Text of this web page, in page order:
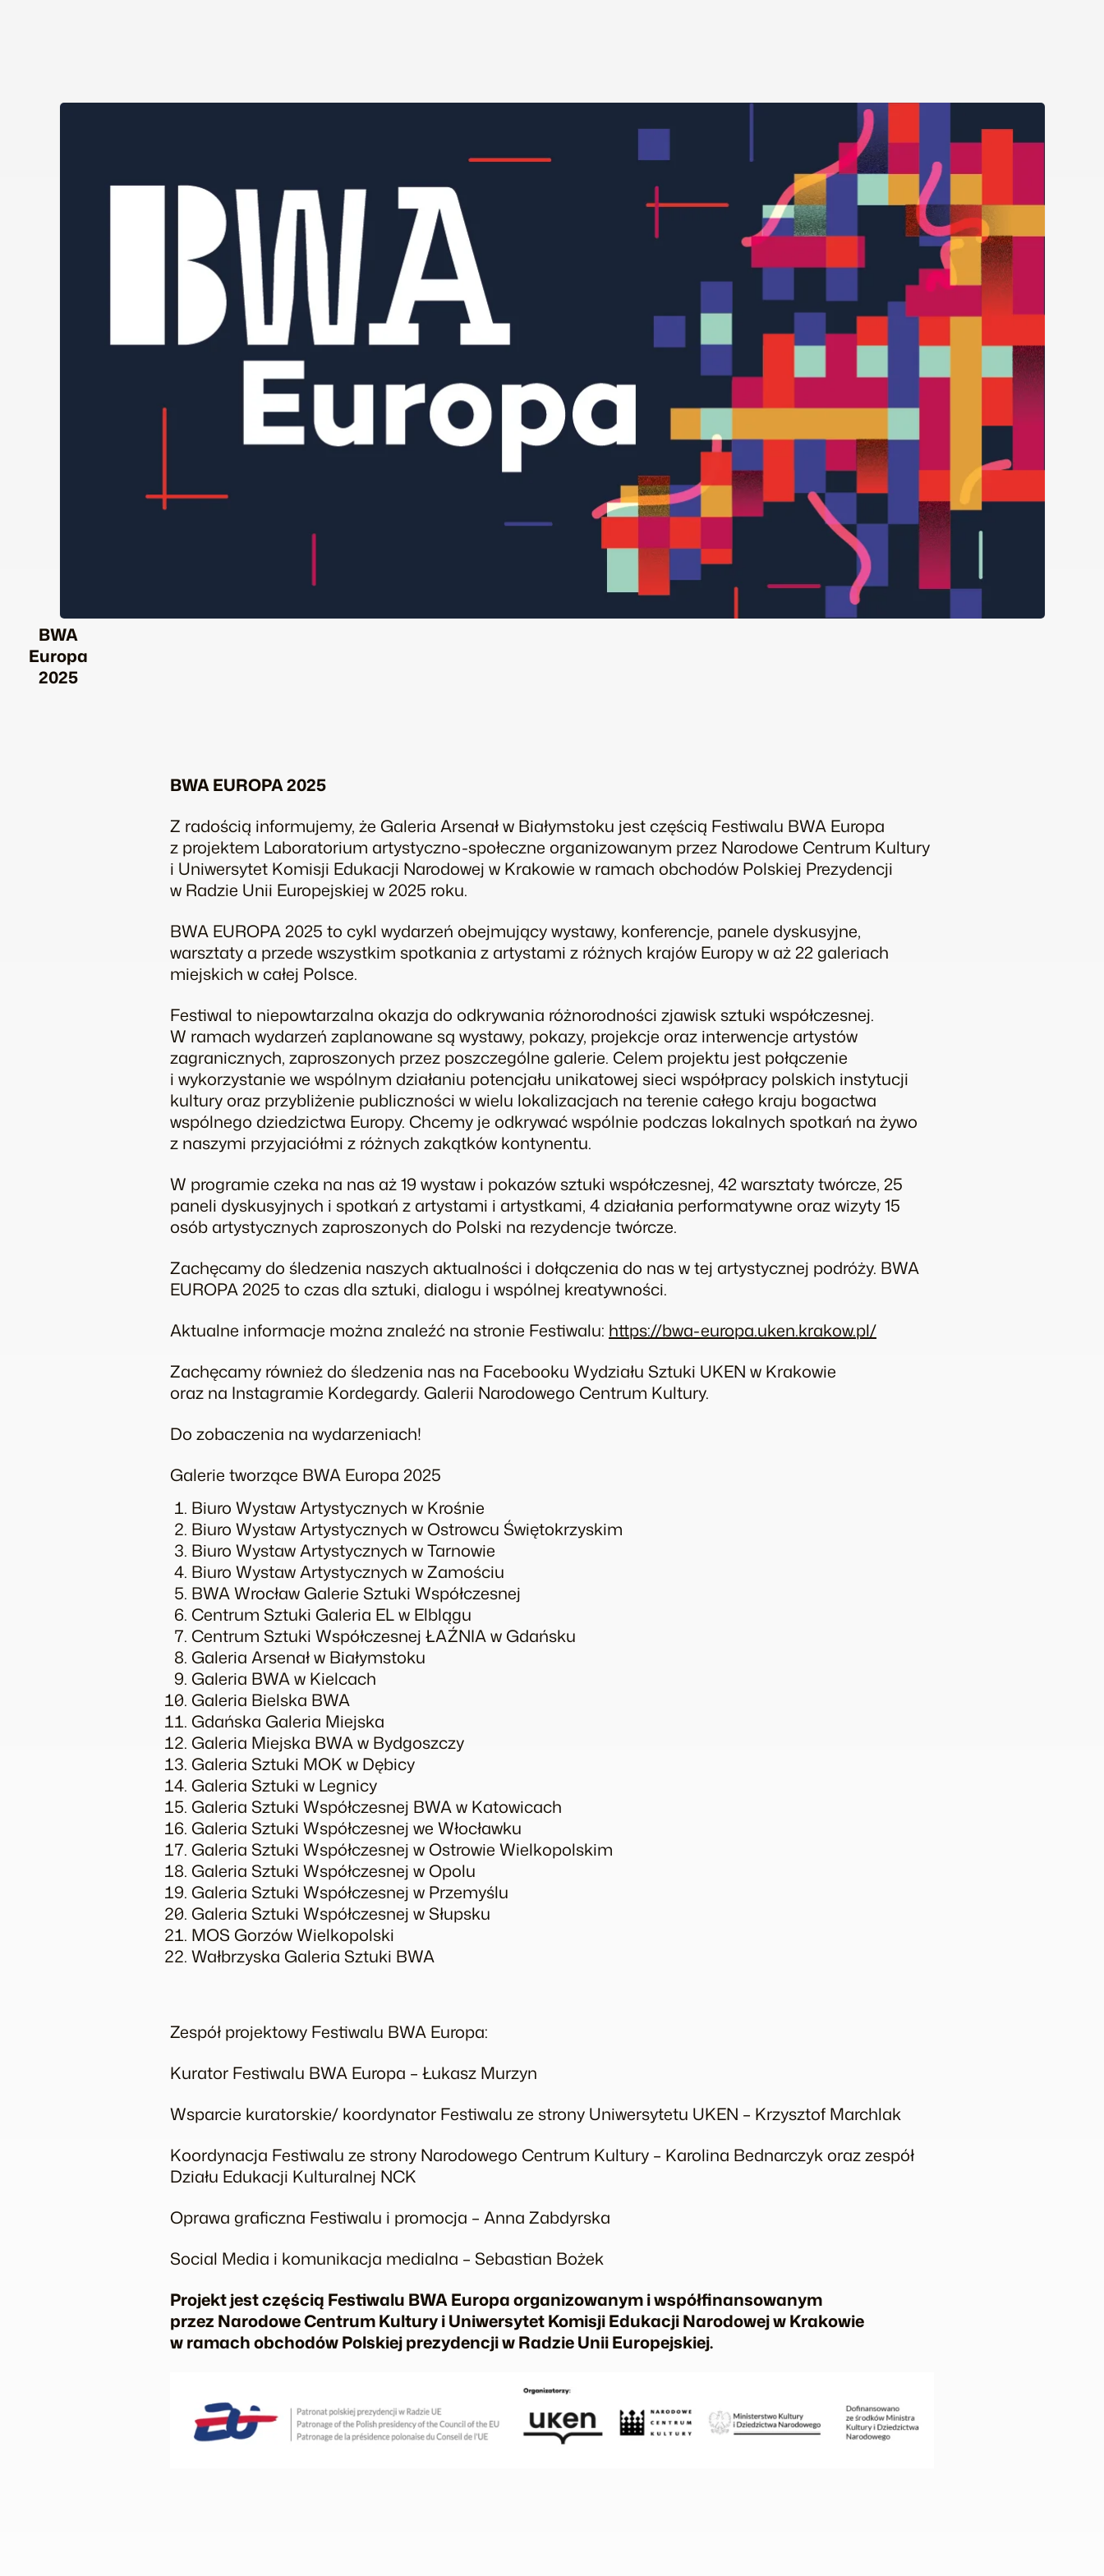
BWA
Europa
2025
BWA EUROPA 2025
Z radością informujemy, że Galeria Arsenał w Białymstoku jest częścią Festiwalu BWA Europa
z projektem Laboratorium artystyczno-społeczne organizowanym przez Narodowe Centrum Kultury
i Uniwersytet Komisji Edukacji Narodowej w Krakowie w ramach obchodów Polskiej Prezydencji
w Radzie Unii Europejskiej w 2025 roku.
BWA EUROPA 2025 to cykl wydarzeń obejmujący wystawy, konferencje, panele dyskusyjne,
warsztaty a przede wszystkim spotkania z artystami z różnych krajów Europy w aż 22 galeriach
miejskich w całej Polsce.
Festiwal to niepowtarzalna okazja do odkrywania różnorodności zjawisk sztuki współczesnej.
W ramach wydarzeń zaplanowane są wystawy, pokazy, projekcje oraz interwencje artystów
zagranicznych, zaproszonych przez poszczególne galerie. Celem projektu jest połączenie
i wykorzystanie we wspólnym działaniu potencjału unikatowej sieci współpracy polskich instytucji
kultury oraz przybliżenie publiczności w wielu lokalizacjach na terenie całego kraju bogactwa
wspólnego dziedzictwa Europy. Chcemy je odkrywać wspólnie podczas lokalnych spotkań na żywo
z naszymi przyjaciółmi z różnych zakątków kontynentu.
W programie czeka na nas aż 19 wystaw i pokazów sztuki współczesnej, 42 warsztaty twórcze, 25
paneli dyskusyjnych i spotkań z artystami i artystkami, 4 działania performatywne oraz wizyty 15
osób artystycznych zaproszonych do Polski na rezydencje twórcze.
Zachęcamy do śledzenia naszych aktualności i dołączenia do nas w tej artystycznej podróży. BWA
EUROPA 2025 to czas dla sztuki, dialogu i wspólnej kreatywności.
Aktualne informacje można znaleźć na stronie Festiwalu: https://bwa-europa.uken.krakow.pl/
Zachęcamy również do śledzenia nas na Facebooku Wydziału Sztuki UKEN w Krakowie
oraz na Instagramie Kordegardy. Galerii Narodowego Centrum Kultury.
Do zobaczenia na wydarzeniach!
Galerie tworzące BWA Europa 2025
Biuro Wystaw Artystycznych w Krośnie
Biuro Wystaw Artystycznych w Ostrowcu Świętokrzyskim
Biuro Wystaw Artystycznych w Tarnowie
Biuro Wystaw Artystycznych w Zamościu
BWA Wrocław Galerie Sztuki Współczesnej
Centrum Sztuki Galeria EL w Elblągu
Centrum Sztuki Współczesnej ŁAŹNIA w Gdańsku
Galeria Arsenał w Białymstoku
Galeria BWA w Kielcach
Galeria Bielska BWA
Gdańska Galeria Miejska
Galeria Miejska BWA w Bydgoszczy
Galeria Sztuki MOK w Dębicy
Galeria Sztuki w Legnicy
Galeria Sztuki Współczesnej BWA w Katowicach
Galeria Sztuki Współczesnej we Włocławku
Galeria Sztuki Współczesnej w Ostrowie Wielkopolskim
Galeria Sztuki Współczesnej w Opolu
Galeria Sztuki Współczesnej w Przemyślu
Galeria Sztuki Współczesnej w Słupsku
MOS Gorzów Wielkopolski
Wałbrzyska Galeria Sztuki BWA
Zespół projektowy Festiwalu BWA Europa:
Kurator Festiwalu BWA Europa – Łukasz Murzyn
Wsparcie kuratorskie/ koordynator Festiwalu ze strony Uniwersytetu UKEN – Krzysztof Marchlak
Koordynacja Festiwalu ze strony Narodowego Centrum Kultury – Karolina Bednarczyk oraz zespół
Działu Edukacji Kulturalnej NCK
Oprawa graficzna Festiwalu i promocja – Anna Zabdyrska
Social Media i komunikacja medialna – Sebastian Bożek
Projekt jest częścią Festiwalu BWA Europa organizowanym i współfinansowanym
przez Narodowe Centrum Kultury i Uniwersytet Komisji Edukacji Narodowej w Krakowie
w ramach obchodów Polskiej prezydencji w Radzie Unii Europejskiej.